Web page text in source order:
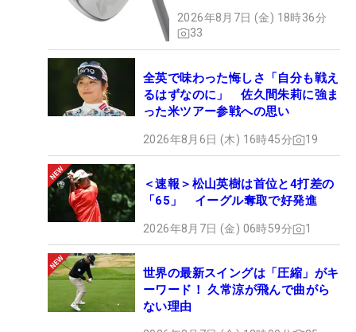
2026年8月7日 (金) 18時36分
33
全英で味わった悔しさ「自分も戦え
るはずなのに」 佐久間朱莉に強ま
った米ツアー参戦への思い
2026年8月6日 (木) 16時45分 19
＜速報＞松山英樹は首位と4打差の
「65」 イーグル奪取で好発進
2026年8月7日 (金) 06時59分 1
世界の最新スイングは「圧縮」がキ
ーワード！ 久常涼が飛んで曲がら
ない理由